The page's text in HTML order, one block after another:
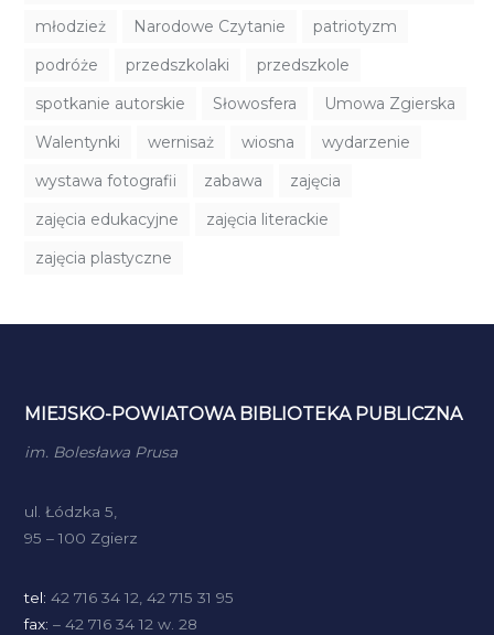
młodzież
Narodowe Czytanie
patriotyzm
podróże
przedszkolaki
przedszkole
spotkanie autorskie
Słowosfera
Umowa Zgierska
Walentynki
wernisaż wiosna
wydarzenie
wystawa fotografii
zabawa
zajęcia
zajęcia edukacyjne
zajęcia literackie
zajęcia plastyczne
MIEJSKO-POWIATOWA BIBLIOTEKA PUBLICZNA
im. Bolesława Prusa
ul. Łódzka 5,
95 – 100 Zgierz
tel: 42 716 34 12, 42 715 31 95
fax: – 42 716 34 12 w. 28